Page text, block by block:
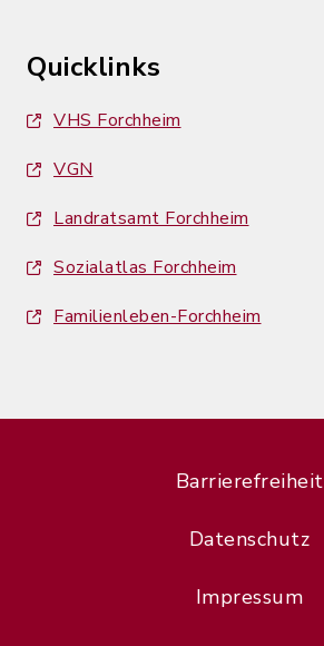
Quicklinks
VHS Forchheim
VGN
Landratsamt Forchheim
Sozialatlas Forchheim
Familienleben-Forchheim
Barrierefreiheit
Datenschutz
Impressum